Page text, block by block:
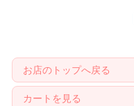
お店のトップへ戻る
カートを見る